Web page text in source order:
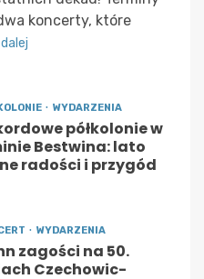
koncerty, które
WYDARZENIA
półkolonie w
Bestwina: lato
radości i przygód
WYDARZENIA
zagości na 50.
Czechowic-